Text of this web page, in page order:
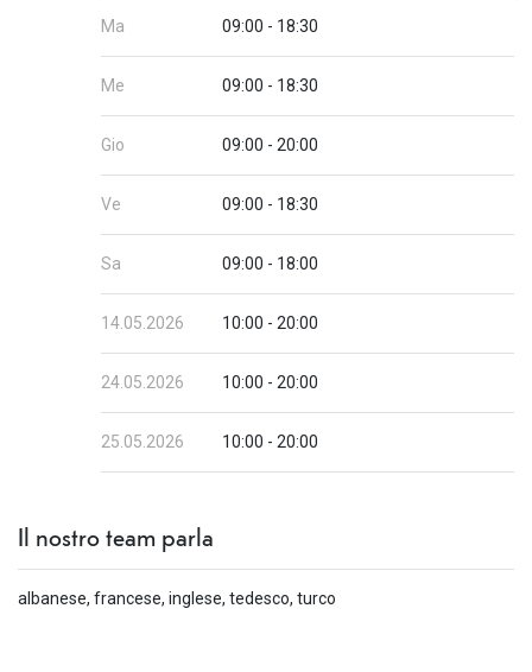
Ma 09:00 - 18:30
Me 09:00 - 18:30
Gio 09:00 - 20:00
Ve 09:00 - 18:30
Sa 09:00 - 18:00
14.05.2026 10:00 - 20:00
24.05.2026 10:00 - 20:00
25.05.2026 10:00 - 20:00
Il nostro team parla
albanese, francese, inglese, tedesco, turco